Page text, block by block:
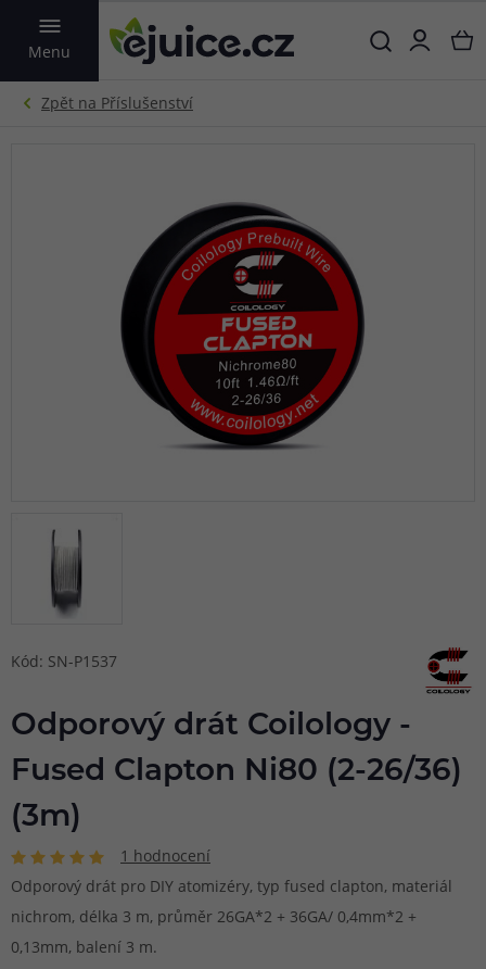
Menu
VYHLEDAT
Kód: SN-P1537
Odporový drát Coilology -
Fused Clapton Ni80 (2-26/36)
(3m)
1 hodnocení
Odporový drát pro DIY atomizéry, typ fused clapton, materiál
nichrom, délka 3 m, průměr 26GA*2 + 36GA/ 0,4mm*2 +
0,13mm, balení 3 m.